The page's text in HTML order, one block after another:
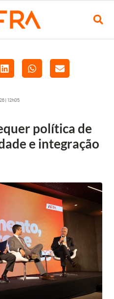
| 12h05
política de
e integração